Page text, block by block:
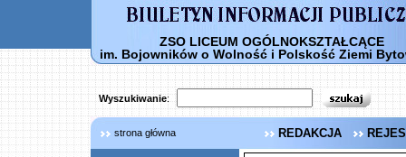
ZSO LICEUM OGÓLNOKSZTAŁCĄCE
im. Bojowników o Wolność i Polskość Ziemi
Wyszukiwanie:
strona główna REDAKCJA